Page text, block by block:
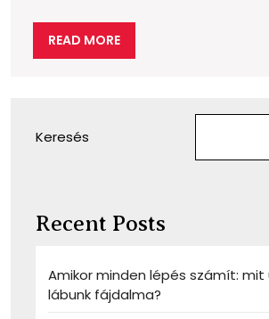
READ MOREREAD
MORE
Keresés
Recent Posts
Amikor minden lépés számít: mit
lábunk fájdalma?